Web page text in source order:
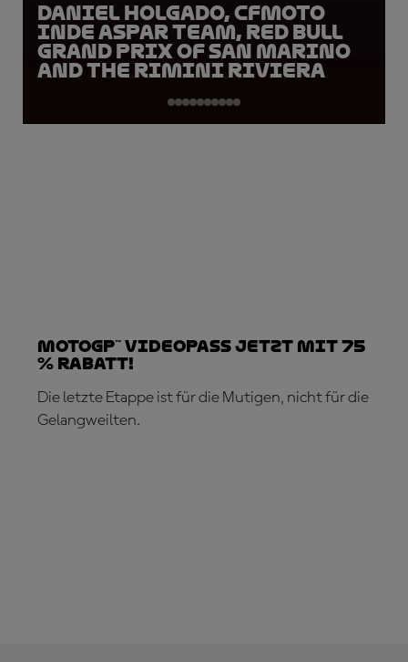
Daniel Holgado, CFMOTO
Inde Aspar Team, Red Bull
Grand Prix of San Marino
and the Rimini Riviera
MotoGP™ VideoPass jetzt mit 75
% Rabatt!
Die letzte Etappe ist für die Mutigen, nicht für die
Gelangweilten.